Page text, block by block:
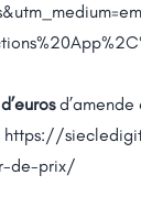
d’amende
https://
de-prix/